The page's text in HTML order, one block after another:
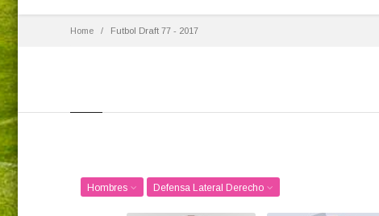
Home Futbol Draft 77 - 2017
Hombres Defensa Lateral Derecho